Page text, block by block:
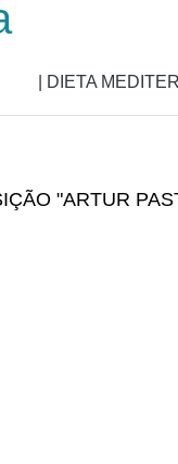
| DIETA
"ARTUR